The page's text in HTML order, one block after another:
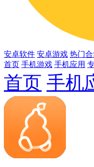
安卓软件 安卓游戏 热门
首页 手机游戏 手机应用
首页 手机